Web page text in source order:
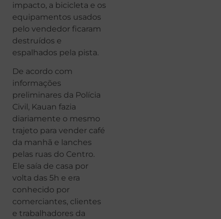
impacto, a bicicleta e os
equipamentos usados
pelo vendedor ficaram
destruídos e
espalhados pela pista.
De acordo com
informações
preliminares da Polícia
Civil, Kauan fazia
diariamente o mesmo
trajeto para vender café
da manhã e lanches
pelas ruas do Centro.
Ele saía de casa por
volta das 5h e era
conhecido por
comerciantes, clientes
e trabalhadores da